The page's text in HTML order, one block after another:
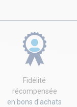
Fidélité
récompensée
en bons d'achats